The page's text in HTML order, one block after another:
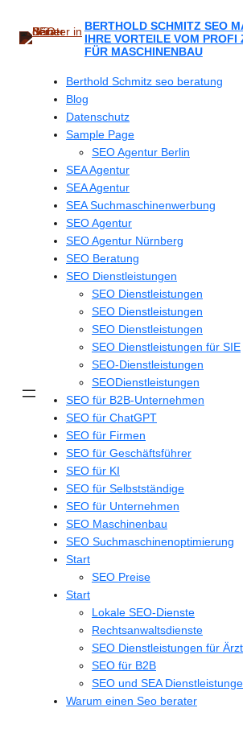
springen
BERTHOLD SCHMITZ SEO
IHRE VORTEILE VOM PROFI
FÜR MASCHINENBAU
Berthold Schmitz seo beratung
Blog
Datenschutz
Sample Page
SEO Agentur Berlin
SEA Agentur
SEA Agentur
SEA Suchmaschinenwerbung
SEO Agentur
SEO Agentur Nürnberg
SEO Beratung
SEO Dienstleistungen
SEO Dienstleistungen
SEO Dienstleistungen
SEO Dienstleistungen
SEO Dienstleistungen für SIE
SEO-Dienstleistungen
SEODienstleistungen
SEO für B2B-Unternehmen
SEO für ChatGPT
SEO für Firmen
SEO für Geschäftsführer
SEO für KI
SEO für Selbstständige
SEO für Unternehmen
SEO Maschinenbau
SEO Suchmaschinenoptimierung
Start
SEO Preise
Start
Lokale SEO-Dienste
Rechtsanwaltsdienste
SEO Dienstleistungen für
SEO für B2B
SEO und SEA
Warum einen Seo berater